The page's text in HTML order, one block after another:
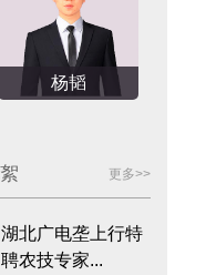
杨韬
更多>>
湖北广电垄上行特
聘农技专家...